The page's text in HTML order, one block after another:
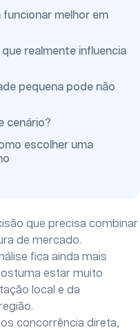
melhor em
realmente influencia
pequena pode não
cenário?
escolher uma
que precisa combinar
de mercado.
fica ainda mais
estar muito
local e da
concorrência direta,